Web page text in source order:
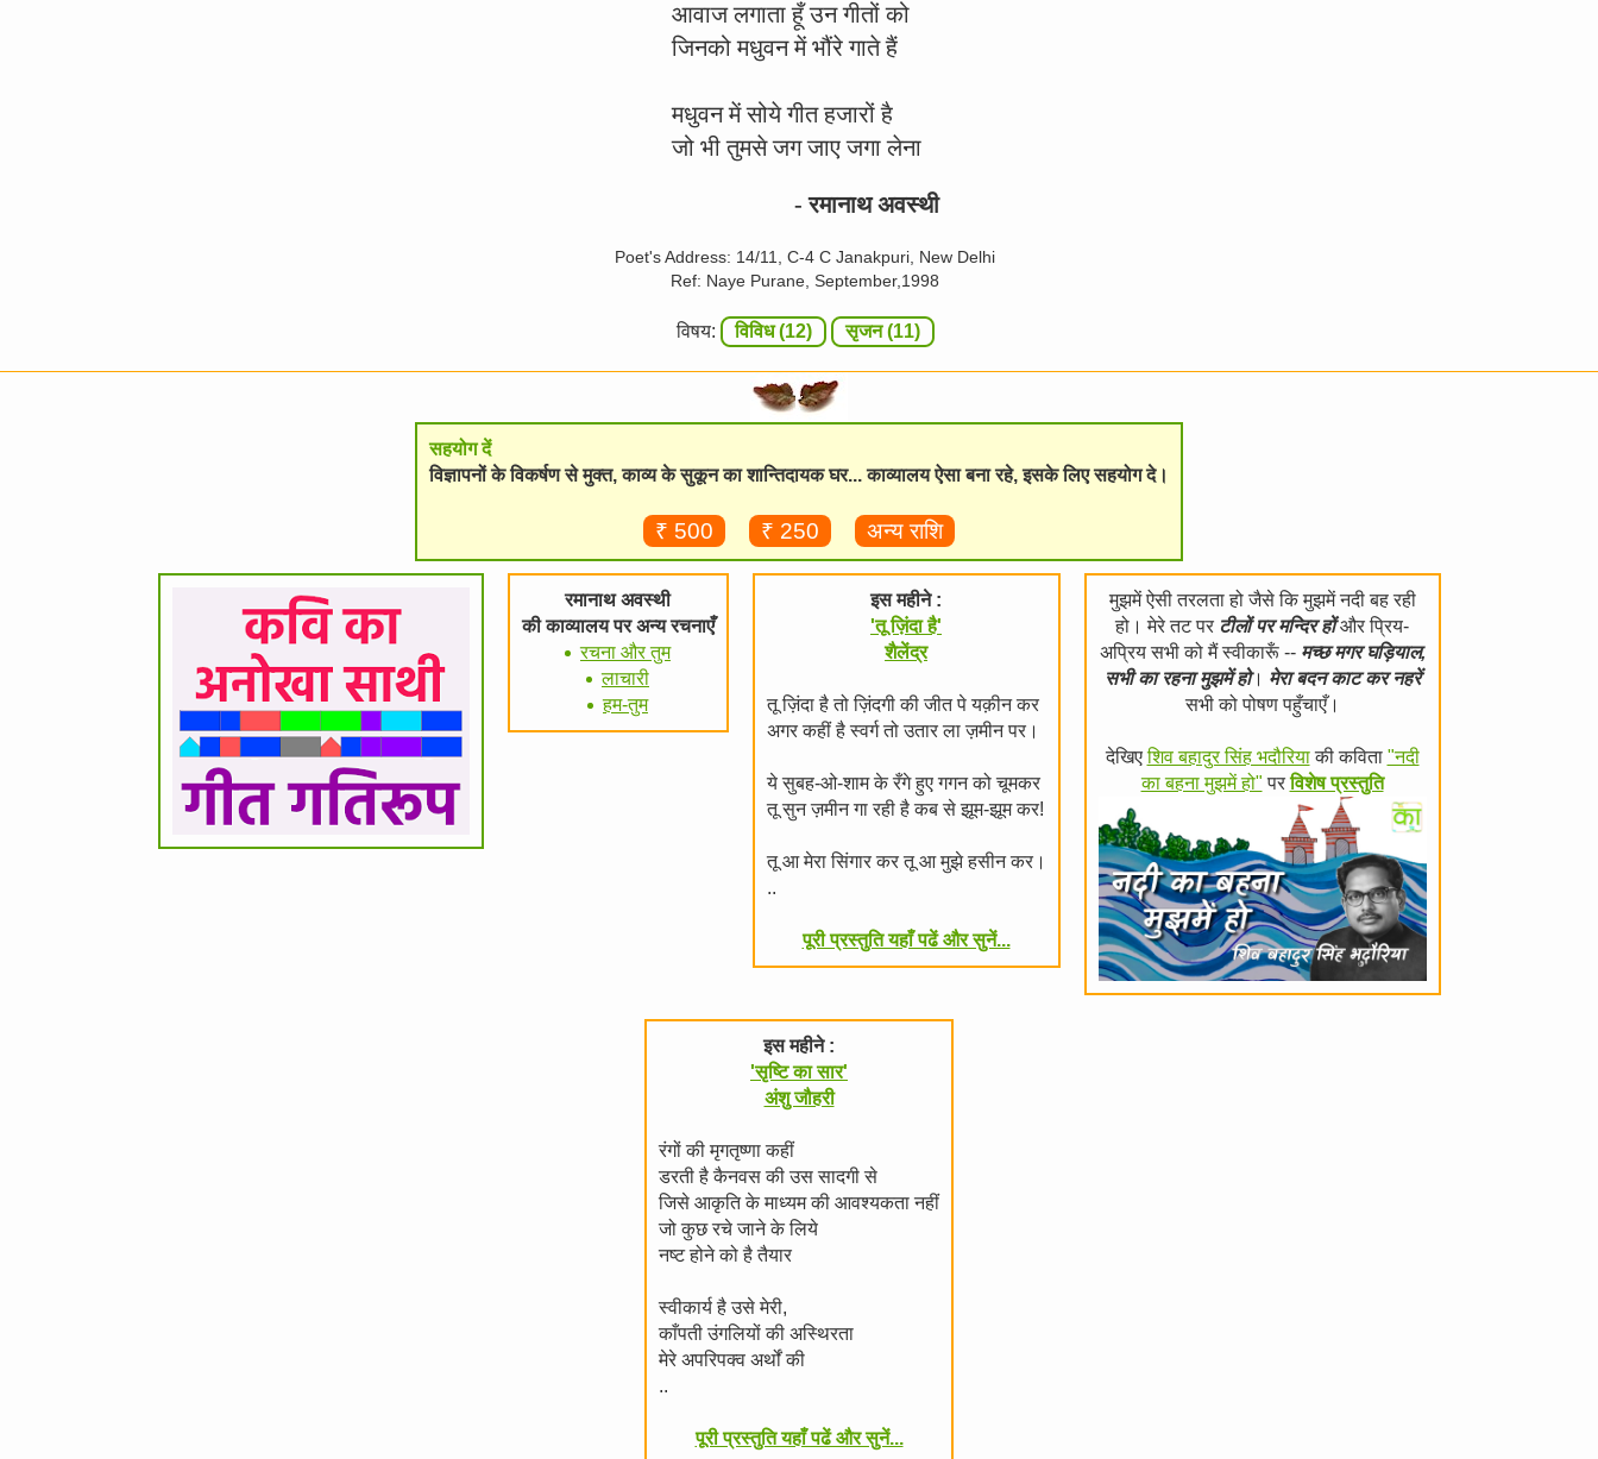
आवाज लगाता हूँ उन गीतों को
जिनको मधुवन में भौंरे गाते हैं
मधुवन में सोये गीत हजारों है
जो भी तुमसे जग जाए जगा लेना
- रमानाथ अवस्थी
Poet's Address: 14/11, C-4 C Janakpuri, New Delhi
Ref: Naye Purane, September,1998
विषय: विविध (12) सृजन (11)
सहयोग दें
विज्ञापनों के विकर्षण से मुक्त, काव्य के सुकून का शान्तिदायक घर... काव्यालय ऐसा बना रहे, इसके लिए सहयोग दे।
₹ 500 ₹ 250 अन्य राशि
रमानाथ अवस्थी
की काव्यालय पर अन्य रचनाएँ
रचना और तुम
लाचारी
हम-तुम
इस महीने :
'तू ज़िंदा है'
शैलेंद्र
तू ज़िंदा है तो ज़िंदगी की जीत पे यक़ीन कर
अगर कहीं है स्वर्ग तो उतार ला ज़मीन पर।
ये सुबह-ओ-शाम के रँगे हुए गगन को चूमकर
तू सुन ज़मीन गा रही है कब से झूम-झूम कर!
तू आ मेरा सिंगार कर तू आ मुझे हसीन कर।
..
पूरी प्रस्तुति यहाँ पढें और सुनें...
मुझमें ऐसी तरलता हो जैसे कि मुझमें नदी बह रही
हो। मेरे तट पर टीलों पर मन्दिर होंऔर प्रिय-
अप्रिय सभी को मैं स्वीकारूँ -- मच्छ मगर घड़ियाल,
सभी का रहना मुझमें हो। मेरा बदन काट कर नहरें
सभी को पोषण पहुँचाएँ।
देखिएशिव बहादुर सिंह भदौरियाकी कविता "नदी
का बहना मुझमें हो" परविशेष प्रस्तुति
इस महीने :
'सृष्टि का सार'
अंशु जौहरी
रंगों की मृगतृष्णा कहीं
डरती है कैनवस की उस सादगी से
जिसे आकृति के माध्यम की आवश्यकता नहीं
जो कुछ रचे जाने के लिये
नष्ट होने को है तैयार
स्वीकार्य है उसे मेरी,
काँपती उंगलियों की अस्थिरता
मेरे अपरिपक्व अर्थों की
..
पूरी प्रस्तुति यहाँ पढें और सुनें...